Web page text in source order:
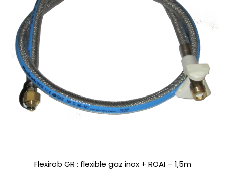
Flexirob GR : flexible gaz inox + ROAI – 1,5m